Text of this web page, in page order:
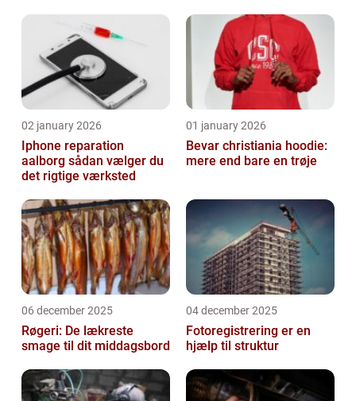
02 january 2026
Iphone reparation
aalborg sådan vælger du
det rigtige værksted
01 january 2026
Bevar christiania hoodie:
mere end bare en trøje
06 december 2025
Røgeri: De lækreste
smage til dit middagsbord
04 december 2025
Fotoregistrering er en
hjælp til struktur